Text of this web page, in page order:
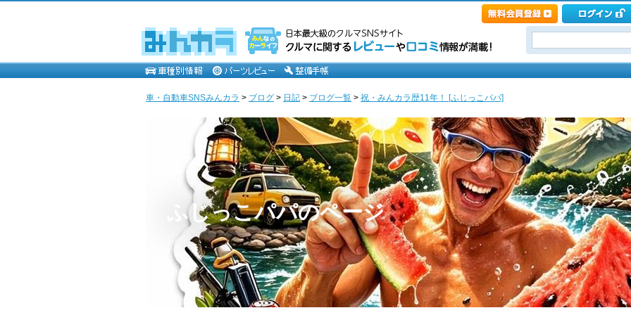
車・自動車SNSみんカラ > ブログ > 日記 > ブログ一覧 > 祝・みんカラ歴11年！ [ふじっこパパ]
ふじっこパパのページ